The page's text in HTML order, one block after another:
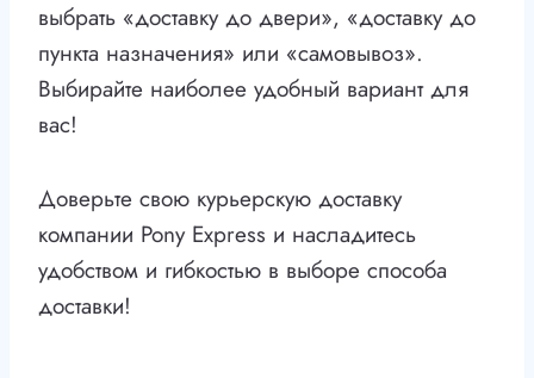
выбрать «доставку до двери», «доставку до
пункта назначения» или «самовывоз».
Выбирайте наиболее удобный вариант для
вас!
Доверьте свою курьерскую доставку
компании Pony Express и насладитесь
удобством и гибкостью в выборе способа
доставки!